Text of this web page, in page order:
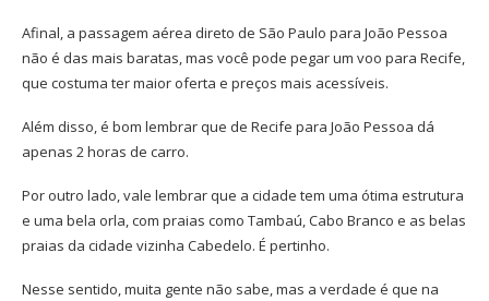
Afinal, a passagem aérea direto de São Paulo para João Pessoa
não é das mais baratas, mas você pode pegar um voo para Recife,
que costuma ter maior oferta e preços mais acessíveis.
Além disso, é bom lembrar que de Recife para João Pessoa dá
apenas 2 horas de carro.
Por outro lado, vale lembrar que a cidade tem uma ótima estrutura
e uma bela orla, com praias como Tambaú, Cabo Branco e as belas
praias da cidade vizinha Cabedelo. É pertinho.
Nesse sentido, muita gente não sabe, mas a verdade é que na